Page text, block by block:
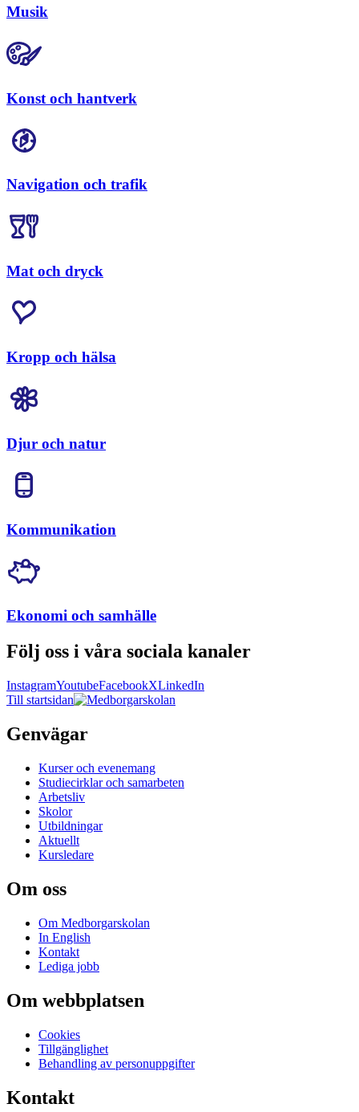
Musik
Konst och hantverk
Navigation och trafik
Mat och dryck
Kropp och hälsa
Djur och natur
Kommunikation
Ekonomi och samhälle
Följ oss i våra sociala kanaler
InstagramYoutubeFacebookXLinkedIn
Till startsidan
Genvägar
Kurser och evenemang
Studiecirklar och samarbeten
Arbetsliv
Skolor
Utbildningar
Aktuellt
Kursledare
Om oss
Om Medborgarskolan
In English
Kontakt
Lediga jobb
Om webbplatsen
Cookies
Tillgänglighet
Behandling av personuppgifter
Kontakt